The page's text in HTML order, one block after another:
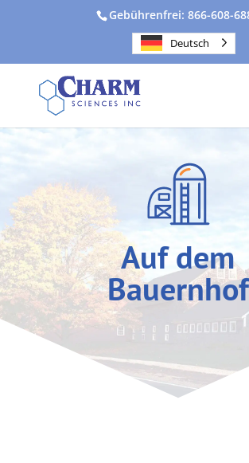
Gebührenfrei: 866-608-
Deutsch
Auf dem
Bauernhof